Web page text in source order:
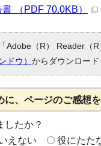
（PDF 70.0KB）
Adobe（R） Reader（
ドウ） からダウンロード
、ページのご感想を
したか？
えない 役にたた